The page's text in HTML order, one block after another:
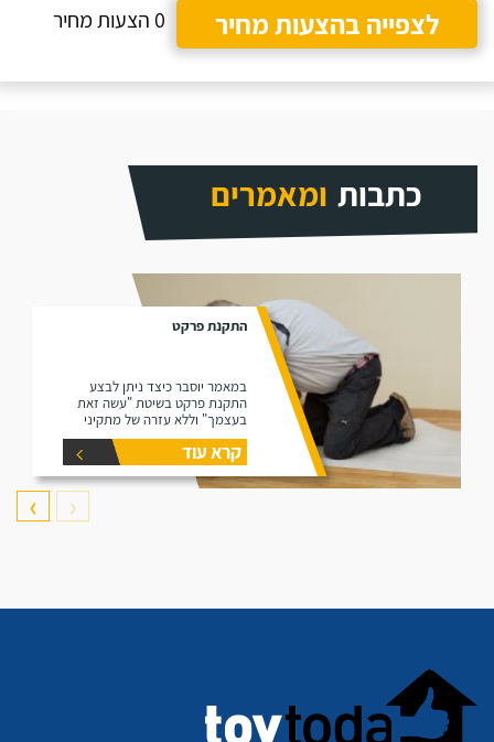
לצפייה בהצעות מחיר
0 הצעות מחיר
כתבות ומאמרים
התקנת פרקט
במאמר יוסבר כיצד ניתן לבצע
התקנת פרקט בשיטת "עשה זאת
בעצמך" וללא עזרה של מתקיני
פרקטים.
קרא עוד
❮
❯